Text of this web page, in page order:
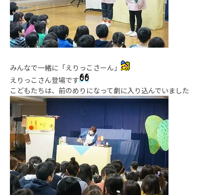
みんなで一緒に「えりっこさーん」
えりっこさん登場です
こどもたちは、前のめりになって劇に入り込んでいました